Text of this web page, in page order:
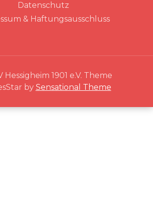
Datenschutz
& Haftungsausschluss
Hessigheim 1901 e.V. Theme
by Sensational Theme